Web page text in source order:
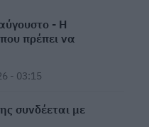
- Η
πρέπει να
- 03:15
συνδέεται με